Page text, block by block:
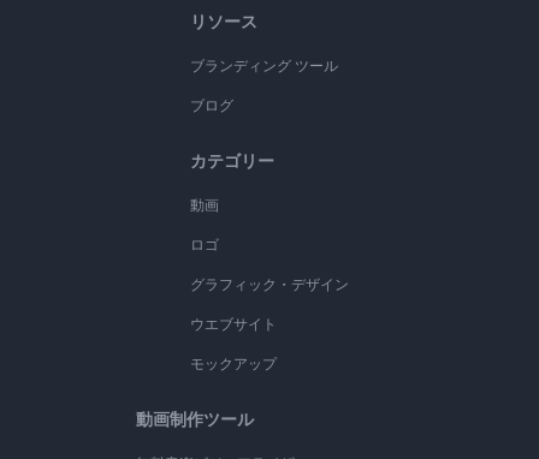
リソース
ブランディング ツール
ブログ
カテゴリー
動画
ロゴ
グラフィック・デザイン
ウエブサイト
モックアップ
動画制作ツール